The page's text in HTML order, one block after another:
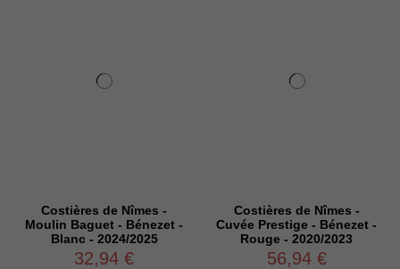
Costières de Nîmes -
Moulin Baguet - Bénezet -
Blanc - 2024/2025
32,94 €
Costières de Nîmes -
Cuvée Prestige - Bénezet -
Rouge - 2020/2023
56,94 €